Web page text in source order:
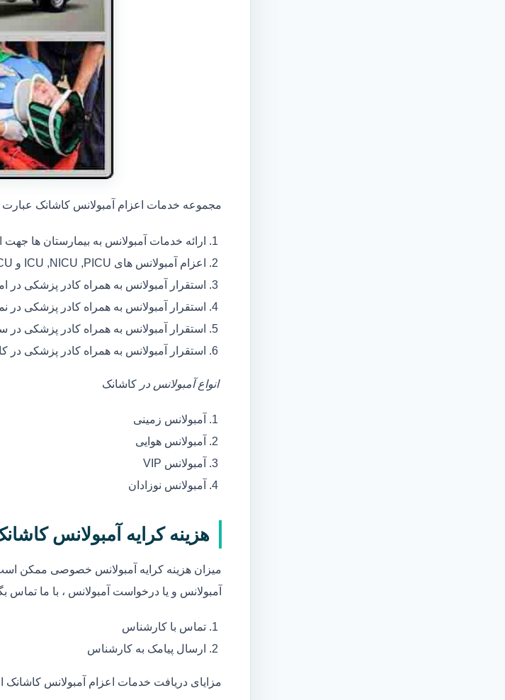
مجموعه خدمات اعزام آمبولانس کاشانک عبارت
ارائه خدمات آمبولانس به بیمارستان ها
اعزام آمبولانس های ICU ,NICU ,PICU و CCU جهت انتقال بیماران با شرایط خاص
استقرار آمبولانس به همراه کادر پزشکی در
استقرار آمبولانس به همراه کادر پزشکی در
استقرار آمبولانس به همراه کادر پزشکی
استقرار آمبولانس به همراه کادر پزشکی در
انواع آمبولانس در کاشانک
آمبولانس زمینی
آمبولانس هوایی
آمبولانس VIP
آمبولانس نوزادان
هزینه کرایه آمبولانس
میزان هزینه کرایه آمبولانس خصوصی ممکن
آمبولانس و یا درخواست آمبولانس ، با ما تماس
تماس با کارشناس
ارسال پیامک به کارشناس
مزایای دریافت خدمات اعزام آمبولانس